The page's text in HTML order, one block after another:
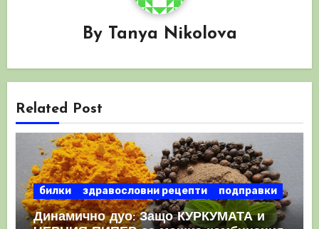
By Tanya Nikolova
Related Post
билки здравословни рецепти подправки
Динамично дуо: Защо КУРКУМАТА и